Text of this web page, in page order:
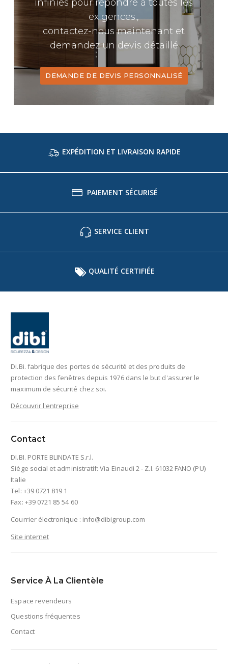
infinies pour répondre à toutes les
exigences.,
contactez-nous maintenant et
demandez un devis détaillé
DEMANDE DE DEVIS PERSONNALISÉ
EXPÉDITION ET LIVRAISON RAPIDE
PAIEMENT SÉCURISÉ
SERVICE CLIENT
QUALITÉ CERTIFIÉE
Di.Bi. fabrique des portes de sécurité et des produits de
protection des fenêtres depuis 1976 dans le but d'assurer le
maximum de sécurité chez soi.
Découvrir l'entreprise
Contact
DI.BI. PORTE BLINDATE S.r.l.
Siège social et administratif: Via Einaudi 2 - Z.I. 61032 FANO (PU)
Italie
Tel: +39 0721 819 1
Fax: +39 0721 85 54 60
Courrier électronique : info@dibigroup.com
Site internet
Service À La Clientèle
Espace revendeurs
Questions fréquentes
Contact